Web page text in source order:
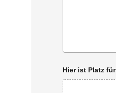
Hier ist Platz